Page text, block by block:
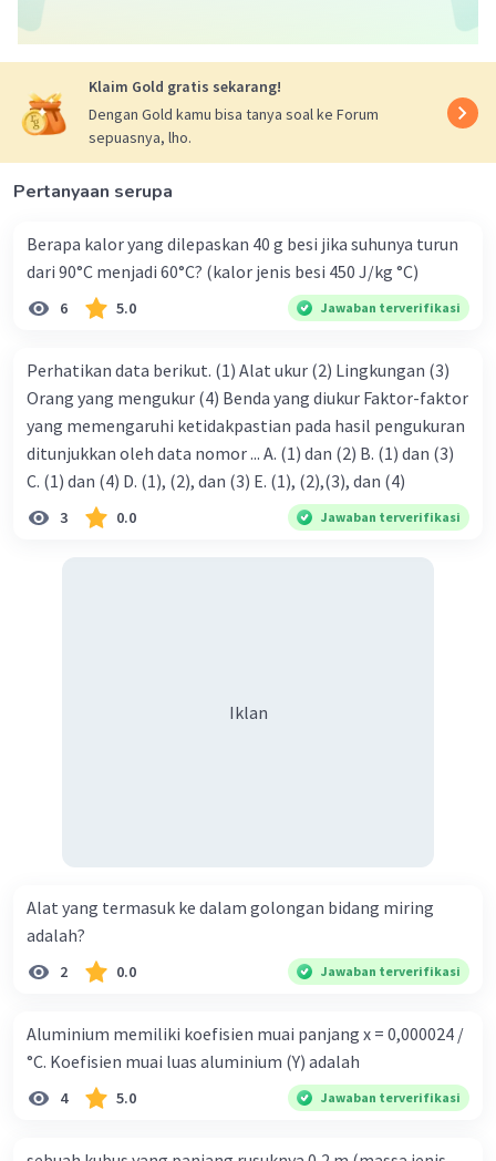
percabangan sama dengan jumlah kuat arus
yang keluar darui titik percabangan tersebut"
I1= 6 A + 5 A
= 11 A
I2= I1- 7 A
= 4 A
I3 = I2+ 7 A
= 4 A + 7 A
= (11 A - 4 A) : 2
= 7 A : 2
= 3,5 A
I = I + I + 4 A
= 3,5 A + 3,5 A + 4 A
= 11 A
Klaim Gold gratis sekarang!
Dengan Gold kamu bisa tanya soal ke Forum
sepuasnya, lho.
Pertanyaan serupa
Berapa kalor yang dilepaskan 40 g besi jika suhunya turun
dari 90°C menjadi 60°C? (kalor jenis besi 450 J/kg °C)
6 5.0 Jawaban terverifikasi
Perhatikan data berikut. (1) Alat ukur (2) Lingkungan (3)
Orang yang mengukur (4) Benda yang diukur Faktor-faktor
yang memengaruhi ketidakpastian pada hasil pengukuran
ditunjukkan oleh data nomor ... A. (1) dan (2) B. (1) dan (3)
C. (1) dan (4) D. (1), (2), dan (3) E. (1), (2),(3), dan (4)
3 0.0 Jawaban terverifikasi
Iklan
Alat yang termasuk ke dalam golongan bidang miring
adalah?
2 0.0 Jawaban terverifikasi
Aluminium memiliki koefisien muai panjang x = 0,000024 /
°C. Koefisien muai luas aluminium (Y) adalah
4 5.0 Jawaban terverifikasi